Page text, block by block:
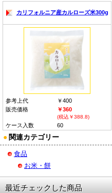
カリフォルニア産カルローズ米300g
参考上代
￥400
販売価格
￥360
(税込￥388.8)
ケース入数 60
● 関連カテゴリー
食品
お米・餅
最近チェックした商品